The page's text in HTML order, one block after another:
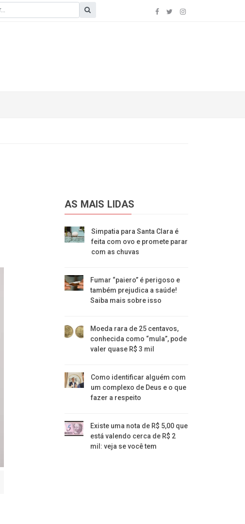
AS MAIS LIDAS
Simpatia para Santa Clara é
feita com ovo e promete parar
com as chuvas
Fumar “paiero” é perigoso e
também prejudica a saúde!
Saiba mais sobre isso
Moeda rara de 25 centavos,
conhecida como “mula”, pode
valer quase R$ 3 mil
Como identificar alguém com
um complexo de Deus e o que
fazer a respeito
Existe uma nota de R$ 5,00 que
está valendo cerca de R$ 2
mil: veja se você tem